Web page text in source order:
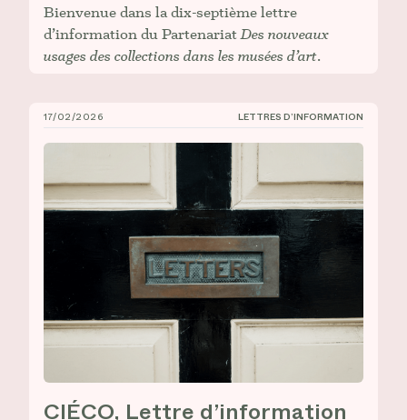
Bienvenue dans la dix-septième lettre
d’information du PartenariatDes nouveaux
usages des collections dans les musées d’art.
CIÉCO, Lettre d’information n° 16
17/02/2026 LETTRES D’INFORMATION
CIÉCO, Lettre d’information